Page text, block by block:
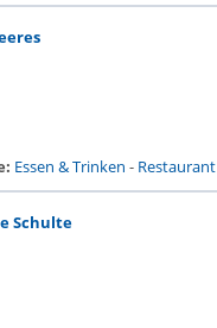
Essen & Trinken - Restaurant
Schulte